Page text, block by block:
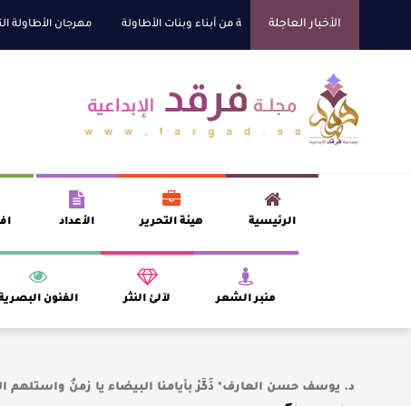
الأخبار العاجلة
للتفوق العلمي تكرّم نخبة من أبناء وبنات الأطاولة مهرجان الأطاولة التراثي
الرئيسية هيئة التحرير الأعداد
منبر الشعر لآلئ النثر الفنون
د. يوسف حسن العارف* ذَكِّرْ بأيامنا البيضاء يا زمنُ واستلهم